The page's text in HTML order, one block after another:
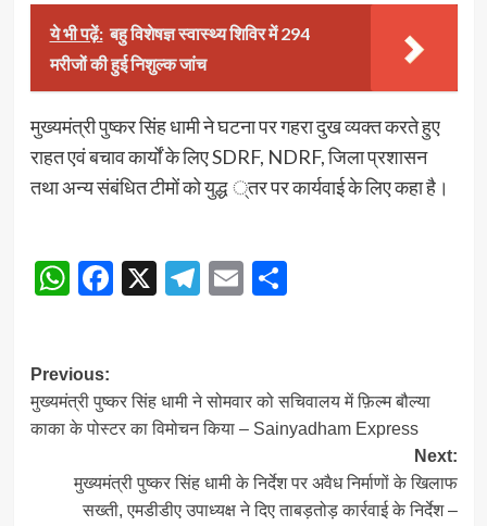
ये भी पढ़ें: बहु विशेषज्ञ स्वास्थ्य शिविर में 294
मरीजों की हुई निशुल्क जांच
मुख्यमंत्री पुष्कर सिंह धामी ने घटना पर गहरा दुख व्यक्त करते हुए
राहत एवं बचाव कार्यों के लिए SDRF, NDRF, जिला प्रशासन
तथा अन्य संबंधित टीमों को युद्ध ्तर पर कार्यवाई के लिए कहा है।
WhatsApp
Facebook
X Telegram
EmailShare
Post
navigation
Previous:
मुख्यमंत्री पुष्कर सिंह धामी ने सोमवार को सचिवालय में फ़िल्म बौल्या
काका के पोस्टर का विमोचन किया – Sainyadham Express
Next:
मुख्यमंत्री पुष्कर सिंह धामी के निर्देश पर अवैध निर्माणों के खिलाफ
सख्ती, एमडीडीए उपाध्यक्ष ने दिए ताबड़तोड़ कार्रवाई के निर्देश –